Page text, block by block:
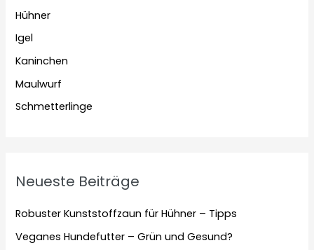
Hühner
Igel
Kaninchen
Maulwurf
Schmetterlinge
Neueste Beiträge
Robuster Kunststoffzaun für Hühner – Tipps
Veganes Hundefutter – Grün und Gesund?